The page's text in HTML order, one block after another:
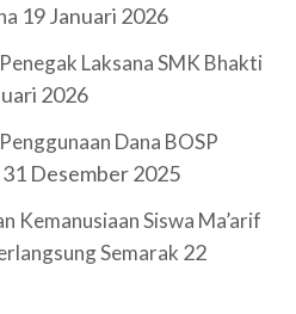
19 Januari 2026
Laksana SMK Bhakti
2026
Dana BOSP
31 Desember 2025
Kemanusiaan Siswa Ma’arif
Semarak 22